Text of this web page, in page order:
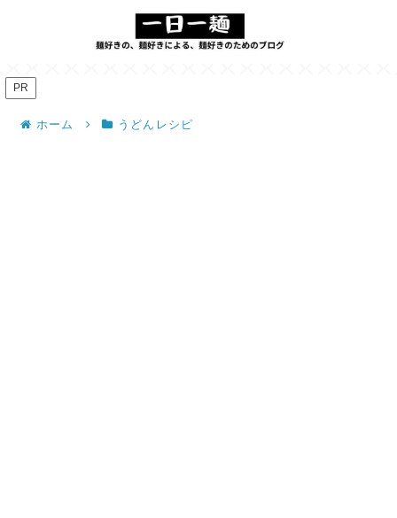
PR
ホーム うどんレシピ